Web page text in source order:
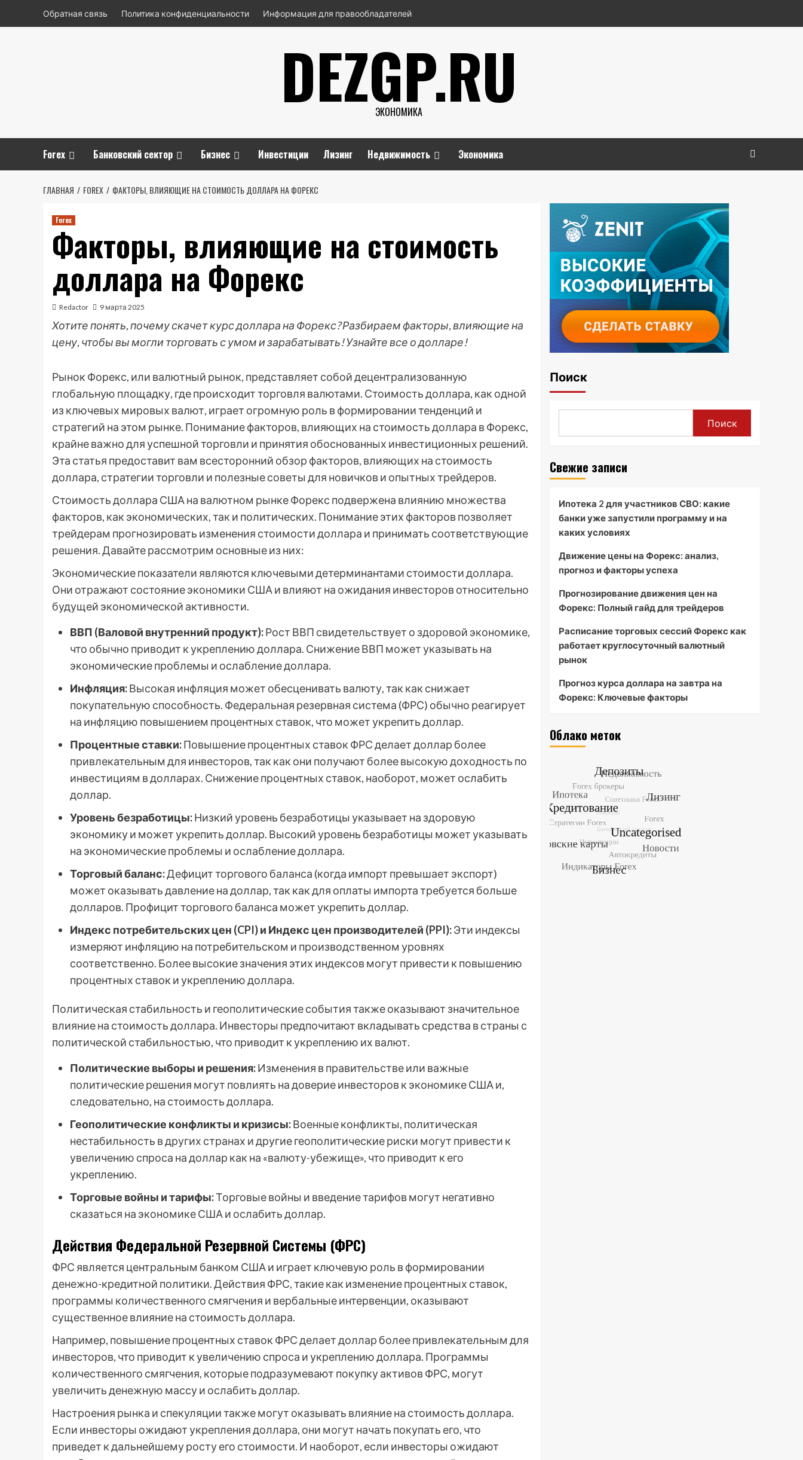
Обратная связь Политика конфиденциальности Информация для правообладателей
DEZGP.RU
ЭКОНОМИКА
Forex Банковский сектор Бизнес Инвестиции Лизинг Недвижимость Экономика
ГЛАВНАЯ FOREX ФАКТОРЫ, ВЛИЯЮЩИЕ НА СТОИМОСТЬ ДОЛЛАРА НА ФОРЕКС
Forex
Факторы, влияющие на стоимость
доллара на Форекс
Redactor 9 марта 2025
Хотите понять, почему скачет курс доллара на Форекс? Разбираем факторы, влияющие на
цену, чтобы вы могли торговать с умом и зарабатывать! Узнайте все о долларе!
Рынок Форекс, или валютный рынок, представляет собой децентрализованную
глобальную площадку, где происходит торговля валютами. Стоимость доллара, как одной
из ключевых мировых валют, играет огромную роль в формировании тенденций и
стратегий на этом рынке. Понимание факторов, влияющих на стоимость доллара в Форекс,
крайне важно для успешной торговли и принятия обоснованных инвестиционных решений.
Эта статья предоставит вам всесторонний обзор факторов, влияющих на стоимость
доллара, стратегии торговли и полезные советы для новичков и опытных трейдеров.
Стоимость доллара США на валютном рынке Форекс подвержена влиянию множества
факторов, как экономических, так и политических. Понимание этих факторов позволяет
трейдерам прогнозировать изменения стоимости доллара и принимать соответствующие
решения. Давайте рассмотрим основные из них:
Экономические показатели являются ключевыми детерминантами стоимости доллара.
Они отражают состояние экономики США и влияют на ожидания инвесторов относительно
будущей экономической активности.
ВВП (Валовой внутренний продукт):Рост ВВП свидетельствует о здоровой экономике,
что обычно приводит к укреплению доллара. Снижение ВВП может указывать на
экономические проблемы и ослабление доллара.
Инфляция:Высокая инфляция может обесценивать валюту, так как снижает
покупательную способность. Федеральная резервная система (ФРС) обычно реагирует
на инфляцию повышением процентных ставок, что может укрепить доллар.
Процентные ставки:Повышение процентных ставок ФРС делает доллар более
привлекательным для инвесторов, так как они получают более высокую доходность по
инвестициям в долларах. Снижение процентных ставок, наоборот, может ослабить
доллар.
Уровень безработицы:Низкий уровень безработицы указывает на здоровую
экономику и может укрепить доллар. Высокий уровень безработицы может указывать
на экономические проблемы и ослабление доллара.
Торговый баланс:Дефицит торгового баланса (когда импорт превышает экспорт)
может оказывать давление на доллар, так как для оплаты импорта требуется больше
долларов. Профицит торгового баланса может укрепить доллар.
Индекс потребительских цен (CPI) и Индекс цен производителей (PPI):Эти индексы
измеряют инфляцию на потребительском и производственном уровнях
соответственно. Более высокие значения этих индексов могут привести к повышению
процентных ставок и укреплению доллара.
Политическая стабильность и геополитические события также оказывают значительное
влияние на стоимость доллара. Инвесторы предпочитают вкладывать средства в страны с
политической стабильностью, что приводит к укреплению их валют.
Политические выборы и решения:Изменения в правительстве или важные
политические решения могут повлиять на доверие инвесторов к экономике США и,
следовательно, на стоимость доллара.
Геополитические конфликты и кризисы:Военные конфликты, политическая
нестабильность в других странах и другие геополитические риски могут привести к
увеличению спроса на доллар как на «валюту-убежище», что приводит к его
укреплению.
Торговые войны и тарифы:Торговые войны и введение тарифов могут негативно
сказаться на экономике США и ослабить доллар.
Действия Федеральной Резервной Системы (ФРС)
ФРС является центральным банком США и играет ключевую роль в формировании
денежно-кредитной политики. Действия ФРС, такие как изменение процентных ставок,
программы количественного смягчения и вербальные интервенции, оказывают
существенное влияние на стоимость доллара.
Например, повышение процентных ставок ФРС делает доллар более привлекательным для
инвесторов, что приводит к увеличению спроса и укреплению доллара. Программы
количественного смягчения, которые подразумевают покупку активов ФРС, могут
увеличить денежную массу и ослабить доллар.
Настроения рынка и спекуляции также могут оказывать влияние на стоимость доллара.
Если инвесторы ожидают укрепления доллара, они могут начать покупать его, что
приведет к дальнейшему росту его стоимости. И наоборот, если инвесторы ожидают
Поиск
Поиск
Свежие записи
Ипотека 2 для участников СВО: какие
банки уже запустили программу и на
каких условиях
Движение цены на Форекс: анализ,
прогноз и факторы успеха
Прогнозирование движения цен на
Форекс: Полный гайд для трейдеров
Расписание торговых сессий Форекс как
работает круглосуточный валютный
рынок
Прогноз курса доллара на завтра на
Форекс: Ключевые факторы
Облако меток